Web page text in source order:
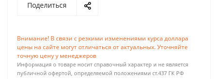
Поделиться
Внимание! В связи с резкими изменениями курса доллара
цены на сайте могут отличаться от актуальных. Уточняйте
точную цену у менеджеров
Информация о товаре носит справочный характер и не является
публичной офертой, определяемой положениями ст.437 ГК РФ